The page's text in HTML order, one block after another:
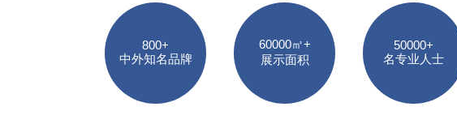
800+
中外知名品牌
60000㎡+
展示面积
50000+
名专业人士